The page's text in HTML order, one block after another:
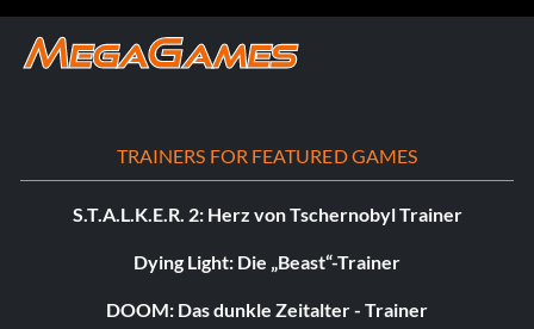
TRAINERS FOR FEATURED GAMES
S.T.A.L.K.E.R. 2: Herz von Tschernobyl Trainer
Dying Light: Die „Beast“-Trainer
DOOM: Das dunkle Zeitalter - Trainer